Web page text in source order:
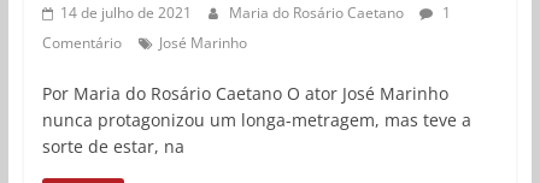
14 de julho de 2021 Maria do Rosário Caetano
1
Comentário
José Marinho
Por Maria do Rosário Caetano O ator José Marinho
nunca protagonizou um longa-metragem, mas teve a
sorte de estar, na